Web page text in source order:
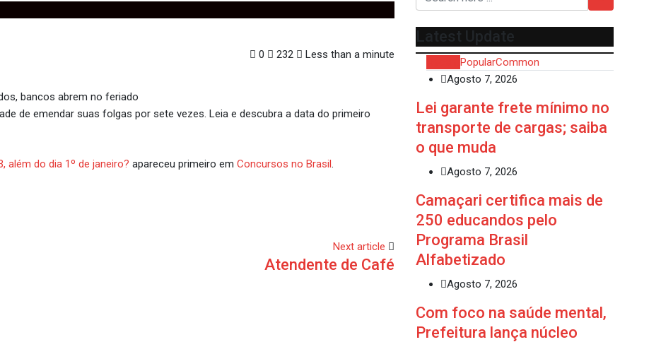
0 232
Less than a minute
de emendar suas folgas por sete vezes. Leia e descubra a data do primeiro
além do dia 1º de janeiro? apareceu primeiro em Concursos no Brasil
Next article
Atendente de Café
Latest Update
PopularCommon
Agosto 7, 2026
Lei garante frete mínimo no
transporte de cargas; saiba
o que muda
Agosto 7, 2026
Camaçari certifica mais de
250 educandos pelo
Programa Brasil
Alfabetizado
Agosto 7, 2026
Com foco na saúde mental,
Prefeitura lança núcleo